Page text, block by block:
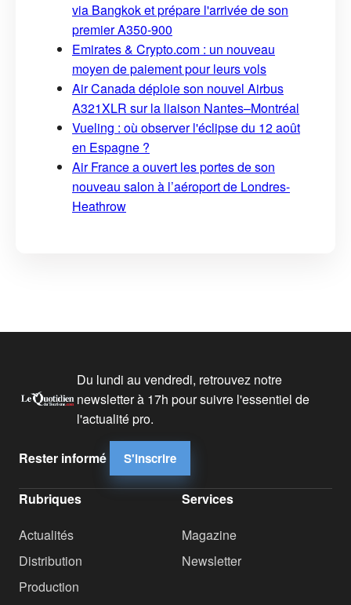
via Bangkok et prépare l'arrivée de son
premier A350-900
Emirates & Crypto.com : un nouveau
moyen de paiement pour leurs vols
Air Canada déploie son nouvel Airbus
A321XLR sur la liaison Nantes–Montréal
Vueling : où observer l'éclipse du 12 août
en Espagne ?
Air France a ouvert les portes de son
nouveau salon à l’aéroport de Londres-
Heathrow
Du lundi au vendredi, retrouvez notre
newsletter à 17h pour suivre l'essentiel de
l'actualité pro.
Rester informé S'inscrire
Rubriques
Actualités
Distribution
Production
Services
Magazine
Newsletter